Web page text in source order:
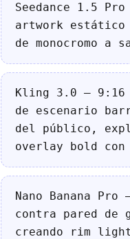
Seedance 1.5
artwork estático
de monocromo
Kling 3.0 — 9:16
de escenario
del público,
overlay bold
Nano Banana
contra pared
creando rim